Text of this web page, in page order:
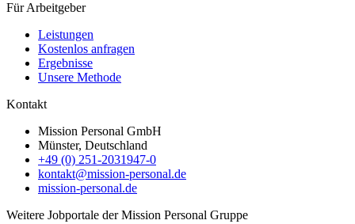
Für Arbeitgeber
Leistungen
Kostenlos anfragen
Ergebnisse
Unsere Methode
Kontakt
Mission Personal GmbH
Münster, Deutschland
+49 (0) 251-2031947-0
kontakt@mission-personal.de
mission-personal.de
Weitere Jobportale der Mission Personal Gruppe